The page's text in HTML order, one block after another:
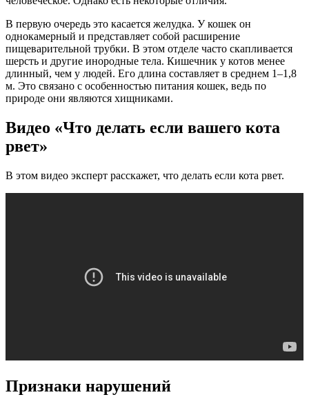
В первую очередь это касается желудка. У кошек он
однокамерный и представляет собой расширение
пищеварительной трубки. В этом отделе часто скапливается
шерсть и другие инородные тела. Кишечник у котов менее
длинный, чем у людей. Его длина составляет в среднем 1–1,8
м. Это связано с особенностью питания кошек, ведь по
природе они являются хищниками.
Видео «Что делать если вашего кота
рвет»
В этом видео эксперт расскажет, что делать если кота рвет.
Признаки нарушений